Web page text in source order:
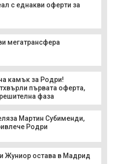
с еднакви оферти за
мегатрансфера
камък за Родри!
първата оферта,
фаза
Мартин Субименди,
Родри
остава в Мадрид